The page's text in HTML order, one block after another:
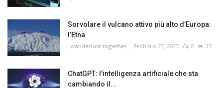
Sorvolare il vulcano attivo più alto d’Europa:
l’Etna
_wanderlust.together_ Febbraio 27, 2023 0 13
ChatGPT: l'intelligenza artificiale che sta
cambiando il...